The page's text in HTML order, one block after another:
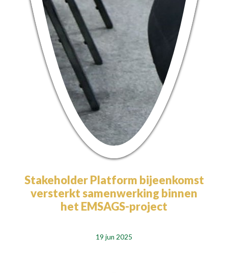
Stakeholder Platform bijeenkomst
versterkt samenwerking binnen
het EMSAGS-project
19 jun 2025